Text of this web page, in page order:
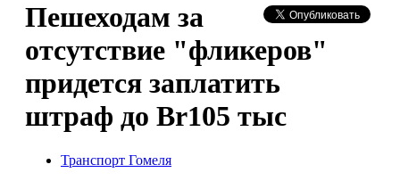
Пешеходам за
отсутствие "фликеров"
придется заплатить
штраф до Br105 тыс
Транспорт Гомеля